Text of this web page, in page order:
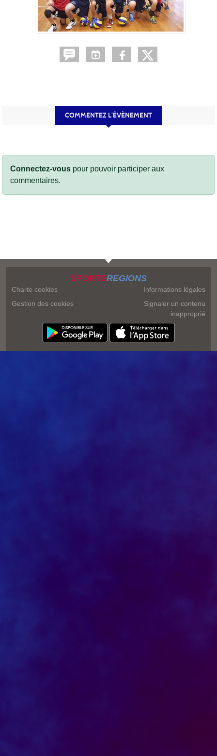
COMMENTEZ L’ÉVÈNEMENT
Connectez-vous pour pouvoir participer aux
commentaires.
SPORTSREGIONS
Charte cookies
Gestion des cookies
Informations légales
Signaler un contenu
inapproprié